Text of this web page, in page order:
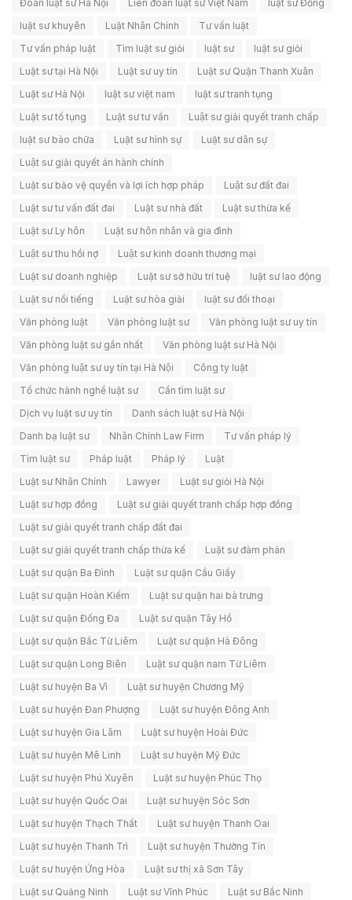
Đoàn luật sư Hà Nội Liên đoàn luật sư Việt Nam
luật sư Đồng
luật sư khuyên
Luật Nhân Chính
Tư vấn luật
Tư vấn pháp luật
Tìm luật sư giỏi luật sư
luật sư giỏi
Luật sư tại Hà Nội
Luật sư uy tín
Luật sư Quận Thanh Xuân
Luật sư Hà Nội
luật sư việt nam
luật sư tranh tụng
Luật sư tố tụng
Luật sư tư vấn
Luật sư giải quyết tranh chấp
luật sư bào chữa
Luật sư hình sự
Luật sư dân sự
Luật sư giải quyết án hành chính
Luật sư bảo vệ quyền và lợi ích hợp pháp
Luật sư đất đai
Luật sư tư vấn đất đai
Luật sư nhà đất
Luật sư thừa kế
Luật sư Ly hôn
Luật sư hôn nhân và gia đình
Luật sư thu hồi nợ
Luật sư kinh doanh thương mại
Luật sư doanh nghiệp
Luật sư sở hữu trí tuệ
luật sư lao động
Luật sư nổi tiếng
Luật sư hòa giải
luật sư đối thoại
Văn phòng luật
Văn phòng luật sư
Văn phòng luật sư uy tín
Văn phòng luật sư gần nhất
Văn phòng luật sư Hà Nội
Văn phòng luật sư uy tín tại Hà Nội
Công ty luật
Tổ chức hành nghề luật sư
Cần tìm luật sư
Dịch vụ luật sư uy tín
Danh sách luật sư Hà Nội
Danh bạ luật sư
Nhân Chính Law Firm
Tư vấn pháp lý
Tìm luật sư
Pháp luật Pháp lý
Luật
Luật sư Nhân Chính
Lawyer
Luật sư giỏi Hà Nội
Luật sư hợp đồng
Luật sư giải quyết tranh chấp hợp đồng
Luật sư giải quyết tranh chấp đất đai
Luật sư giải quyết tranh chấp thừa kế
Luật sư đàm phán
Luật sư quận Ba Đình
Luật sư quận Cầu Giấy
Luật sư quận Hoàn Kiếm
Luật sư quận hai bà trưng
Luật sư quận Đống Đa
Luật sư quận Tây Hồ
Luật sư quận Bắc Từ Liêm
Luật sư quận Hà Đông
Luật sư quận Long Biên
Luật sư quận nam Từ Liêm
Luật sư huyện Ba Vì
Luật sư huyện Chương Mỹ
Luật sư huyện Đan Phượng
Luật sư huyện Đông Anh
Luật sư huyện Gia Lâm
Luật sư huyện Hoài Đức
Luật sư huyện Mê Linh
Luật sư huyện Mỹ Đức
Luật sư huyện Phú Xuyên
Luật sư huyện Phúc Thọ
Luật sư huyện Quốc Oai
Luật sư huyện Sóc Sơn
Luật sư huyện Thạch Thất
Luật sư huyện Thanh Oai
Luật sư huyện Thanh Trì
Luật sư huyện Thường Tín
Luật sư huyện Ứng Hòa
Luật sư thị xã Sơn Tây
Luật sư Quảng Ninh
Luật sư Vĩnh Phúc
Luật sư Bắc Ninh